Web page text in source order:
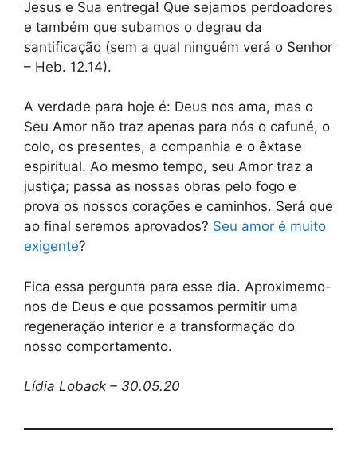
Jesus e Sua entrega! Que sejamos perdoadores
e também que subamos o degrau da
santificação (sem a qual ninguém verá o Senhor
– Heb. 12.14).
A verdade para hoje é: Deus nos ama, mas o
Seu Amor não traz apenas para nós o cafuné, o
colo, os presentes, a companhia e o êxtase
espiritual. Ao mesmo tempo, seu Amor traz a
justiça; passa as nossas obras pelo fogo e
prova os nossos corações e caminhos. Será que
ao final seremos aprovados? Seu amor é muito
exigente?
Fica essa pergunta para esse dia. Aproximemo-
nos de Deus e que possamos permitir uma
regeneração interior e a transformação do
nosso comportamento.
Lídia Loback – 30.05.20